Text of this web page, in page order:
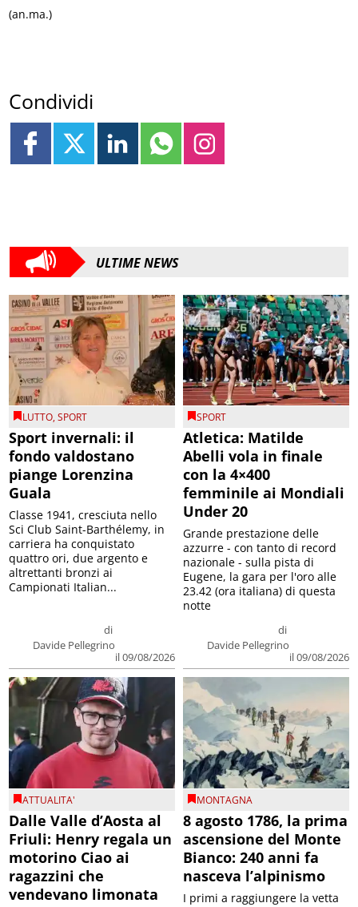
(an.ma.)
Condividi
ULTIME NEWS
LUTTO,SPORT
Sport invernali: il
fondo valdostano
piange Lorenzina
Guala
di
Davide Pellegrino
il 09/08/2026
Classe 1941, cresciuta nello
Sci Club Saint-Barthélemy, in
carriera ha conquistato
quattro ori, due argento e
altrettanti bronzi ai
Campionati Italian...
SPORT
Atletica: Matilde
Abelli vola in finale
con la 4×400
femminile ai Mondiali
Under 20
di
Davide Pellegrino
il 09/08/2026
Grande prestazione delle
azzurre - con tanto di record
nazionale - sulla pista di
Eugene, la gara per l'oro alle
23.42 (ora italiana) di questa
notte
ATTUALITA'
Dalle Valle d’Aosta al
Friuli: Henry regala un
motorino Ciao ai
ragazzini che
vendevano limonata
MONTAGNA
8 agosto 1786, la prima
ascensione del Monte
Bianco: 240 anni fa
nasceva l’alpinismo
I primi a raggiungere la vetta